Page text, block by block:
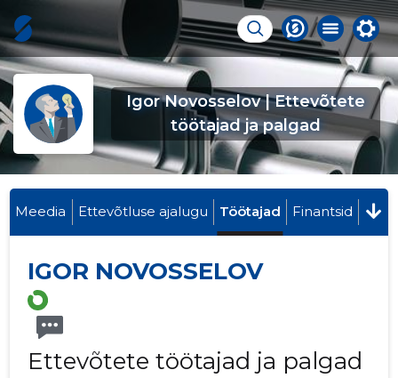
Igor Novosselov | Ettevõtete
töötajad ja palgad
Meedia Ettevõtluse ajalugu Töötajad Finantsid
IGOR NOVOSSELOV
Ettevõtete töötajad ja palgad